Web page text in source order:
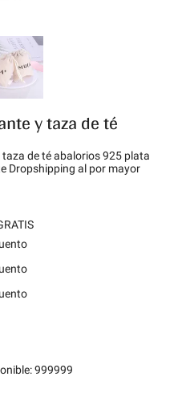
y taza de té
de té abalorios 925 plata
Dropshipping al por mayor
:999999